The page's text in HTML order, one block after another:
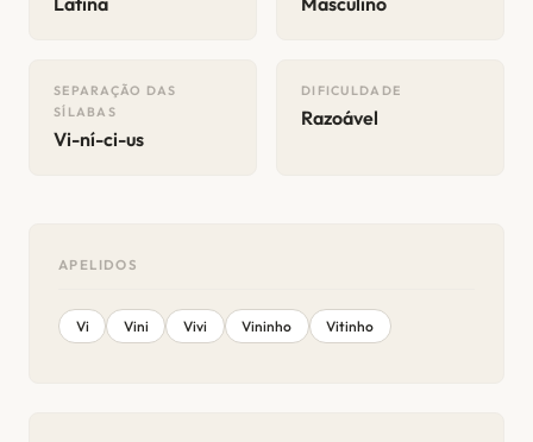
SEPARAÇÃO DAS
SÍLABAS
Vi-ní-ci-us
DIFICULDADE
Razoável
APELIDOS
Vi Vini Vivi Vininho Vitinho